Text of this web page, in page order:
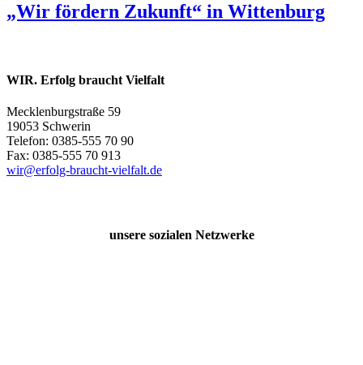
„Wir fördern Zukunft“ in Wittenburg
WIR. Erfolg braucht Vielfalt
Mecklenburgstraße 59
19053 Schwerin
Telefon: 0385-555 70 90
Fax: 0385-555 70 913
wir@erfolg-braucht-vielfalt.de
unsere sozialen Netzwerke